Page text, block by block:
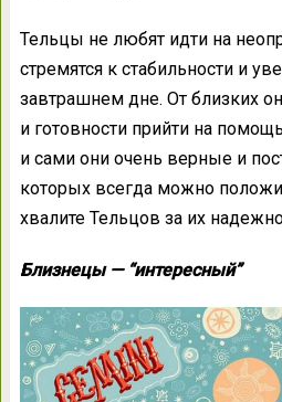
Тельцы не любят идти на
стремятся к стабильности и
завтрашнем дне. От близких
и готовности прийти на
и сами они очень верные и
которых всегда можно
хвалите Тельцов за их
Близнецы — “интересный”